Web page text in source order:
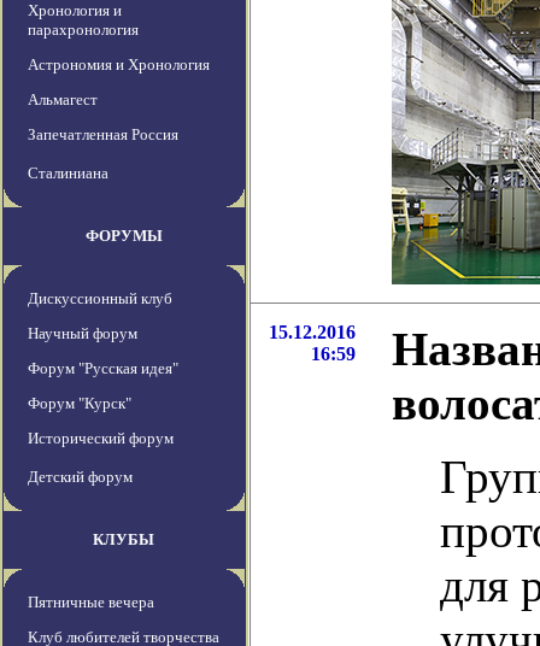
Хронология и
парахронология
Астрономия и Хронология
Альмагест
Запечатленная Россия
Сталиниана
ФОРУМЫ
Дискуссионный клуб
Научный форум
Форум "Русская идея"
Форум "Курск"
Исторический форум
Детский форум
КЛУБЫ
Пятничные вечера
Клуб любителей творчества
15.12.2016
16:59
для